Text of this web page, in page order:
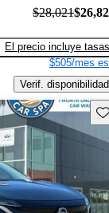
$28,021
El precio incluye tasas
$505/mes
Verif. disponibilidad